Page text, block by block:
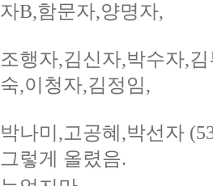
자B,함문자,양명자,
조행자,김신자,박수자,
숙,이청자,김정임,
박나미,고공혜,박선자
그렇게 올렸음.